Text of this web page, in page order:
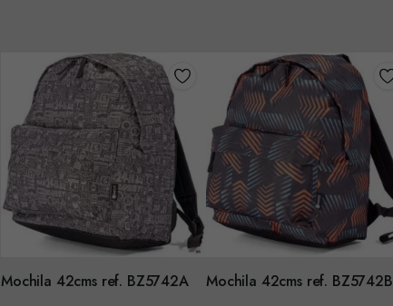
Mochila 42cms ref. BZ5742A
Encomendar Mochila 42cms ref. BZ5742B
Encomendar